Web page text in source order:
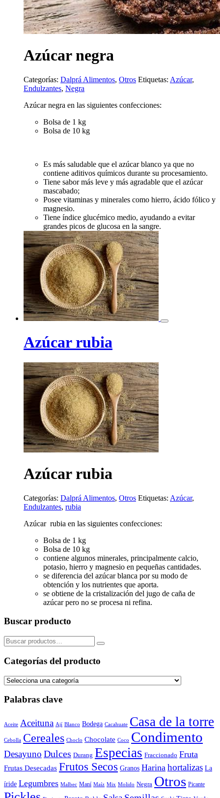
Azúcar negra
Categorías: Dalprá Alimentos, Otros Etiquetas: Azúcar,
Endulzantes, Negra
Azúcar negra en las siguientes confecciones:
Bolsa de 1 kg
Bolsa de 10 kg
Es más saludable que el azúcar blanco ya que no
contiene aditivos químicos durante su procesamiento.
Tiene sabor más leve y más agradable que el azúcar
mascabado;
Posee vitaminas y minerales como hierro, ácido fólico y
magnesio.
Tiene índice glucémico medio, ayudando a evitar
grandes picos de glucosa en la sangre.
Azúcar rubia
Azúcar rubia
Categorías: Dalprá Alimentos, Otros Etiquetas: Azúcar,
Endulzantes, rubia
Azúcar rubia en las siguientes confecciones:
Bolsa de 1 kg
Bolsa de 10 kg
contiene algunos minerales, principalmente calcio,
potasio, hierro y magnesio en pequeñas cantidades.
se diferencia del azúcar blanca por su modo de
obtención y los nutrientes que aporta.
se obtiene de la cristalización del jugo de caña de
azúcar pero no se procesa ni refina.
Buscar producto
Buscar
por:
Categorías del producto
Palabras clave
Aceite Aceituna Ají Blanco Bodega Cacahuate Casa de la torre
Cebolla Cereales Choclo Chocolate Coco Condimento
Desayuno Dulces Durang Especias Fraccionado Fruta
Frutas Desecadas Frutos Secos Granos Harina hortalizas La
íride Legumbres Malbec Maní Maíz Mix Molido Negra Otros Picante